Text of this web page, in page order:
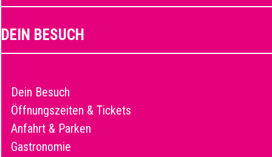
DEIN BESUCH
Dein Besuch
Öffnungszeiten & Tickets
Anfahrt & Parken
Gastronomie